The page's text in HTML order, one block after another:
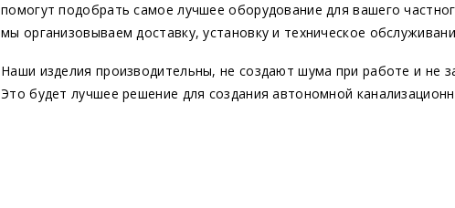
помогут подобрать самое лучшее оборудование для вашего
мы организовываем доставку, установку и техническое
Наши изделия производительны, не создают шума при работе и не
Это будет лучшее решение для создания автономной